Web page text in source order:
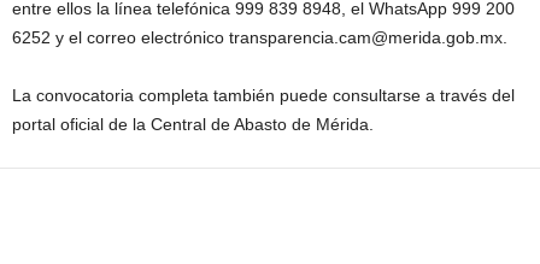
entre ellos la línea telefónica 999 839 8948, el WhatsApp 999 200
6252 y el correo electrónico transparencia.cam@merida.gob.mx.
La convocatoria completa también puede consultarse a través del
portal oficial de la Central de Abasto de Mérida.